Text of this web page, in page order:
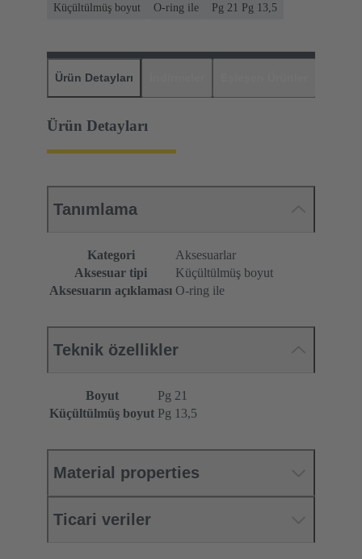
Küçültülmüş boyut O-ring ile Pg 21 Pg 13,5
Ürün Detayları
Ürün Detayları
Tanımlama
Kategori
Aksesuarlar
Aksesuar tipi
Küçültülmüş boyut
Aksesuarın açıklaması O-ring ile
Teknik özellikler
Boyut
Pg 21
Küçültülmüş boyut Pg 13,5
Material properties
Ticari veriler